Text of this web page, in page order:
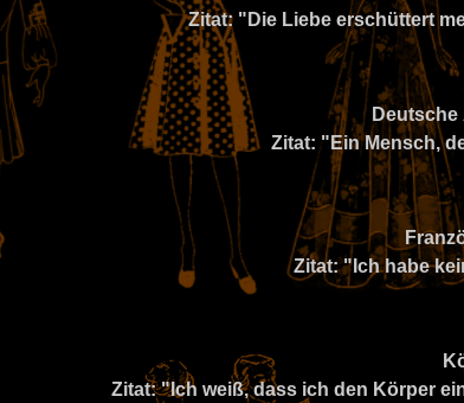
Zitat: "Die Liebe erschüttert
Zitat: "Ein Mensch,
Zitat: "Ich habe
Zitat: "Ich weiß, dass ich den Körper